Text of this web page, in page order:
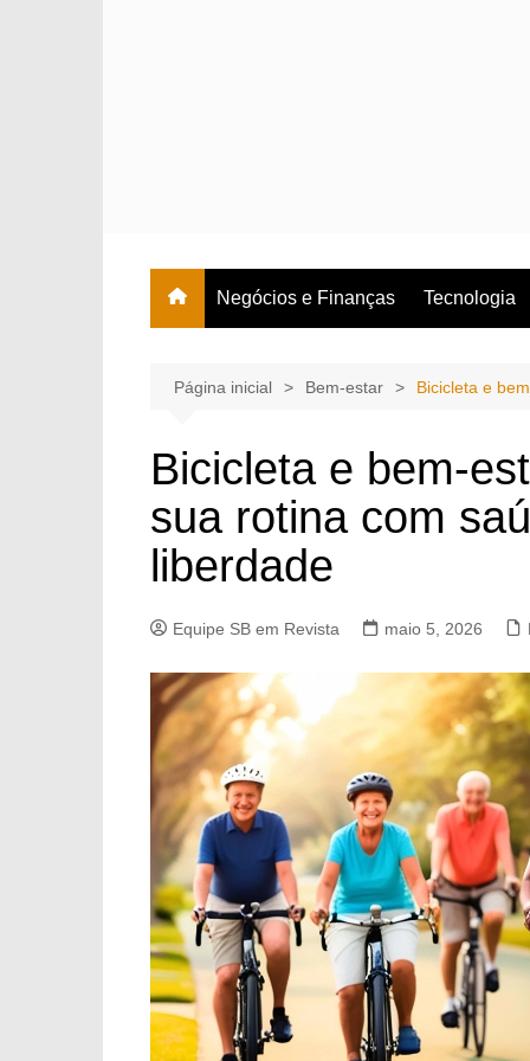
Negócios e Finanças Tecnologia
Página inicial Bem-estar Bicicleta e
Bicicleta e bem-
sua rotina com
liberdade
Equipe SB em Revista maio 5, 2026